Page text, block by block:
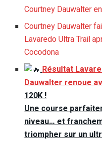
Courtney Dauwalter
Courtney Dauwalter
Lavaredo Ultra Trail
Cocodona
Résultat
Dauwalter renoue
120K !
Une course
niveau… et
triompher sur un